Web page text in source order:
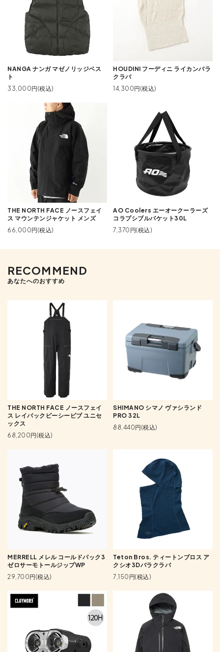
NANGA ナンガ マゼノリッジベス
ト
33,000円(税込)
HOUDINI フーディニ ライカンバラ
クラバ
14,300円(税込)
THE NORTH FACE ノースフェイ
ス マウンテンジャケット メンズ
66,000円(税込)
AO Coolers エーオークーラーズ
コラプシブルバケット30L
7,370円(税込)
RECOMMEND
あなたへのおすすめ
THE NORTH FACE ノースフェイ
ス レイバックビーシービブ ユニセ
ックス
68,200円(税込)
SHIMANO シマノ ヴァシランド
PRO 32L
88,440円(税込)
MERRELL メレル コールドパック3
ゼロサーモトールジップWP
29,700円(税込)
Teton Bros. ティートンブロス ア
クシオ3Dバラクラバ
7,150円(税込)